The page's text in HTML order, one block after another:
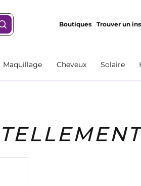
Boutiques Trouver un
Maquillage Cheveux Solaire